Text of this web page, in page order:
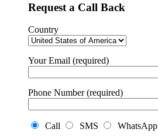
Request a Call Back
Country
Your Email (required)
Phone Number (required)
Call SMS WhatsApp